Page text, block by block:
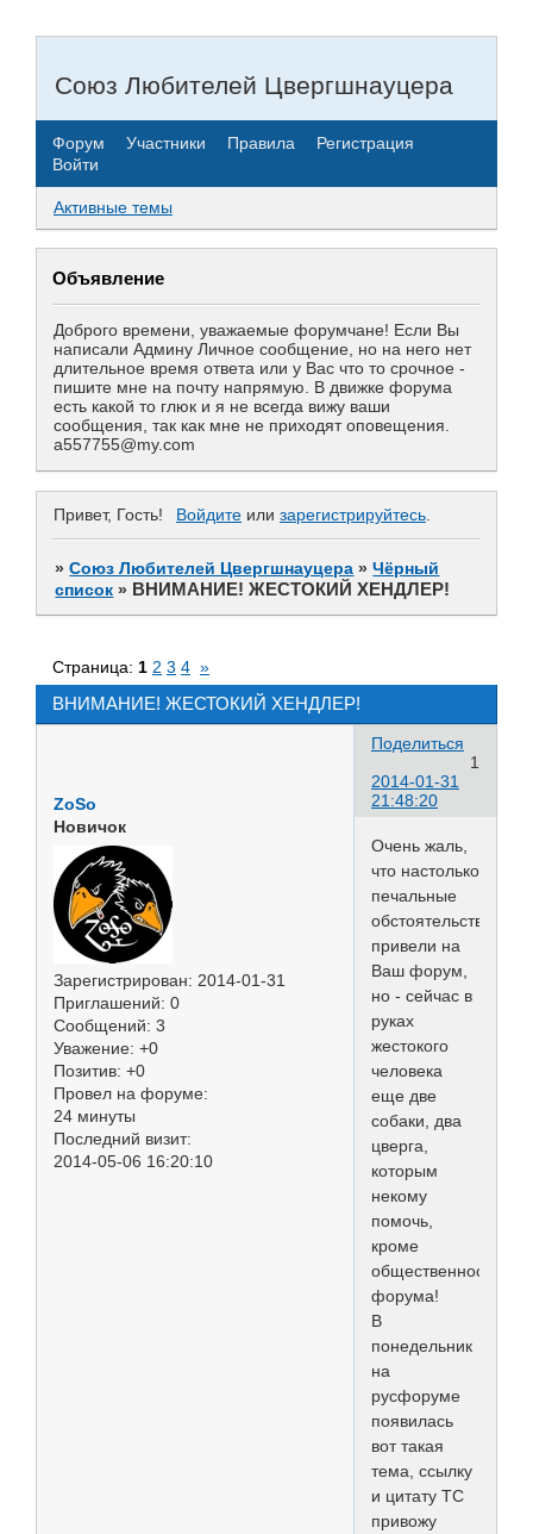
Союз Любителей Цвергшнауцера
Форум Участники Правила
Регистрация
Войти
Активные темы
Объявление
Доброго времени, уважаемые форумчане! Если Вы
написали Админу Личное сообщение, но на него нет
длительное время ответа или у Вас что то срочное -
пишите мне на почту напрямую. В движке форума
есть какой то глюк и я не всегда вижу ваши
сообщения, так как мне не приходят оповещения.
a557755@my.com
Привет, Гость! Войдите или зарегистрируйтесь.
»Союз Любителей Цвергшнауцера »Чёрный
список » ВНИМАНИЕ! ЖЕСТОКИЙ ХЕНДЛЕР!
ВНИМАНИЕ! ЖЕСТОКИЙ ХЕНДЛЕР!
Страница: 1 2 3 4 »
Поделиться
1
2014-01-31
21:48:20
ZoSo
Новичок
Зарегистрирован: 2014-01-31
Приглашений: 0
Сообщений: 3
Уважение: +0
Позитив: +0
Провел на форуме:
24 минуты
Последний визит:
2014-05-06 16:20:10
Очень жаль,
что настолько
печальные
обстоятельства
привели на
Ваш форум,
но - сейчас в
руках
жестокого
человека
еще две
собаки, два
цверга,
которым
некому
помочь,
кроме
общественности
форума!
В
понедельник
на
русфоруме
появилась
вот такая
тема, ссылку
и цитату ТС
привожу